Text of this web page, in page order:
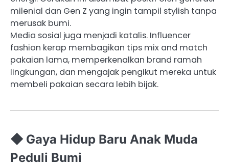
milenial dan Gen Z yang ingin tampil stylish tanpa
merusak bumi.
Media sosial juga menjadi katalis. Influencer
fashion kerap membagikan tips mix and match
pakaian lama, memperkenalkan brand ramah
lingkungan, dan mengajak pengikut mereka untuk
membeli pakaian secara lebih bijak.
◆ Gaya Hidup Baru Anak Muda
Peduli Bumi